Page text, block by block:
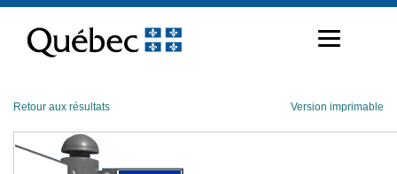
contenu
Retour aux résultats Version imprimable